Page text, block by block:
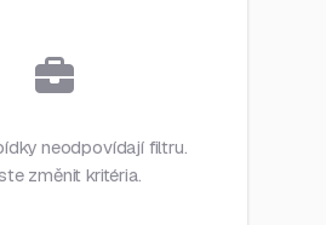
neodpovídají filtru.
změnit kritéria.